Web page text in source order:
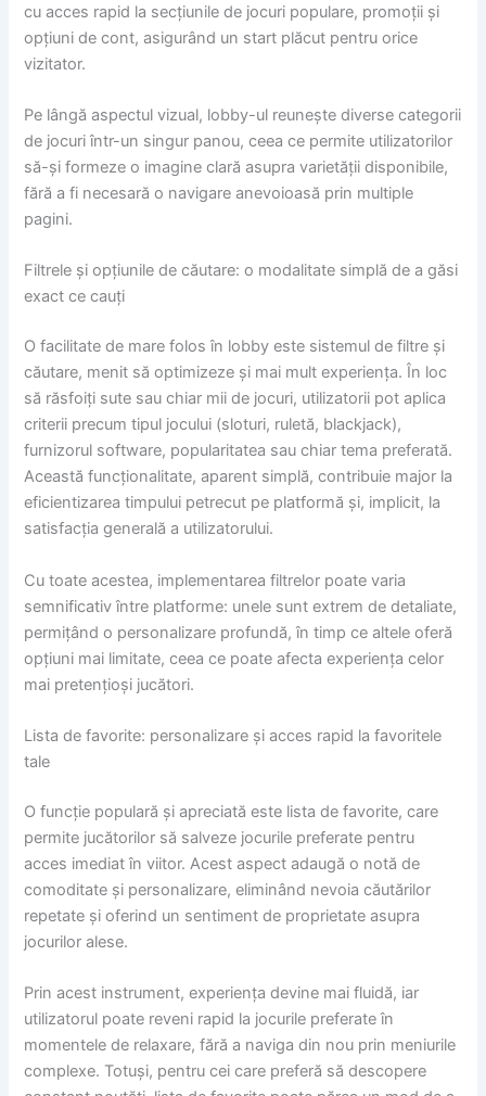
cu acces rapid la secțiunile de jocuri populare, promoții și
opțiuni de cont, asigurând un start plăcut pentru orice
vizitator.
Pe lângă aspectul vizual, lobby-ul reunește diverse categorii
de jocuri într-un singur panou, ceea ce permite utilizatorilor
să-și formeze o imagine clară asupra varietății disponibile,
fără a fi necesară o navigare anevoioasă prin multiple
pagini.
Filtrele și opțiunile de căutare: o modalitate simplă de a găsi
exact ce cauți
O facilitate de mare folos în lobby este sistemul de filtre și
căutare, menit să optimizeze și mai mult experiența. În loc
să răsfoiți sute sau chiar mii de jocuri, utilizatorii pot aplica
criterii precum tipul jocului (sloturi, ruletă, blackjack),
furnizorul software, popularitatea sau chiar tema preferată.
Această funcționalitate, aparent simplă, contribuie major la
eficientizarea timpului petrecut pe platformă și, implicit, la
satisfacția generală a utilizatorului.
Cu toate acestea, implementarea filtrelor poate varia
semnificativ între platforme: unele sunt extrem de detaliate,
permițând o personalizare profundă, în timp ce altele oferă
opțiuni mai limitate, ceea ce poate afecta experiența celor
mai pretențioși jucători.
Lista de favorite: personalizare și acces rapid la favoritele
tale
O funcție populară și apreciată este lista de favorite, care
permite jucătorilor să salveze jocurile preferate pentru
acces imediat în viitor. Acest aspect adaugă o notă de
comoditate și personalizare, eliminând nevoia căutărilor
repetate și oferind un sentiment de proprietate asupra
jocurilor alese.
Prin acest instrument, experiența devine mai fluidă, iar
utilizatorul poate reveni rapid la jocurile preferate în
momentele de relaxare, fără a naviga din nou prin meniurile
complexe. Totuși, pentru cei care preferă să descopere